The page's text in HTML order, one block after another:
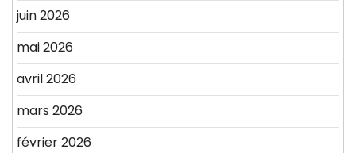
juin 2026
mai 2026
avril 2026
mars 2026
février 2026